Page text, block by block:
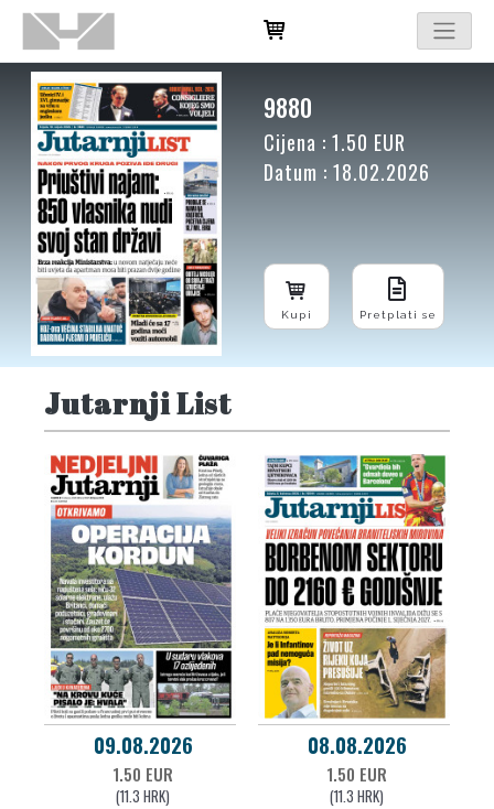
9880
Cijena : 1.50 EUR
Datum : 18.02.2026
Kupi Pretplati se
Jutarnji List
09.08.2026
1.50 EUR
(11.3 HRK)
08.08.2026
1.50 EUR
(11.3 HRK)